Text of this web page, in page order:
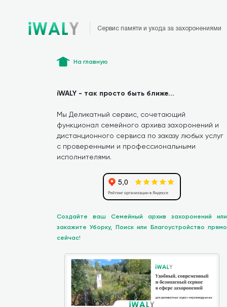
Сервис памяти и ухода за захоронениями
На главную
iWALY - так просто быть ближе...
Мы Деликатный сервис, сочетающий
функционал семейного архива захоронений и
дистанционного сервиса по заказу любых услуг
с проверенными и профессиональными
исполнителями.
Создайте ваш Семейный архив захоронений или
закажите Уборку, Поиск или Благоустройство прямо
сейчас!